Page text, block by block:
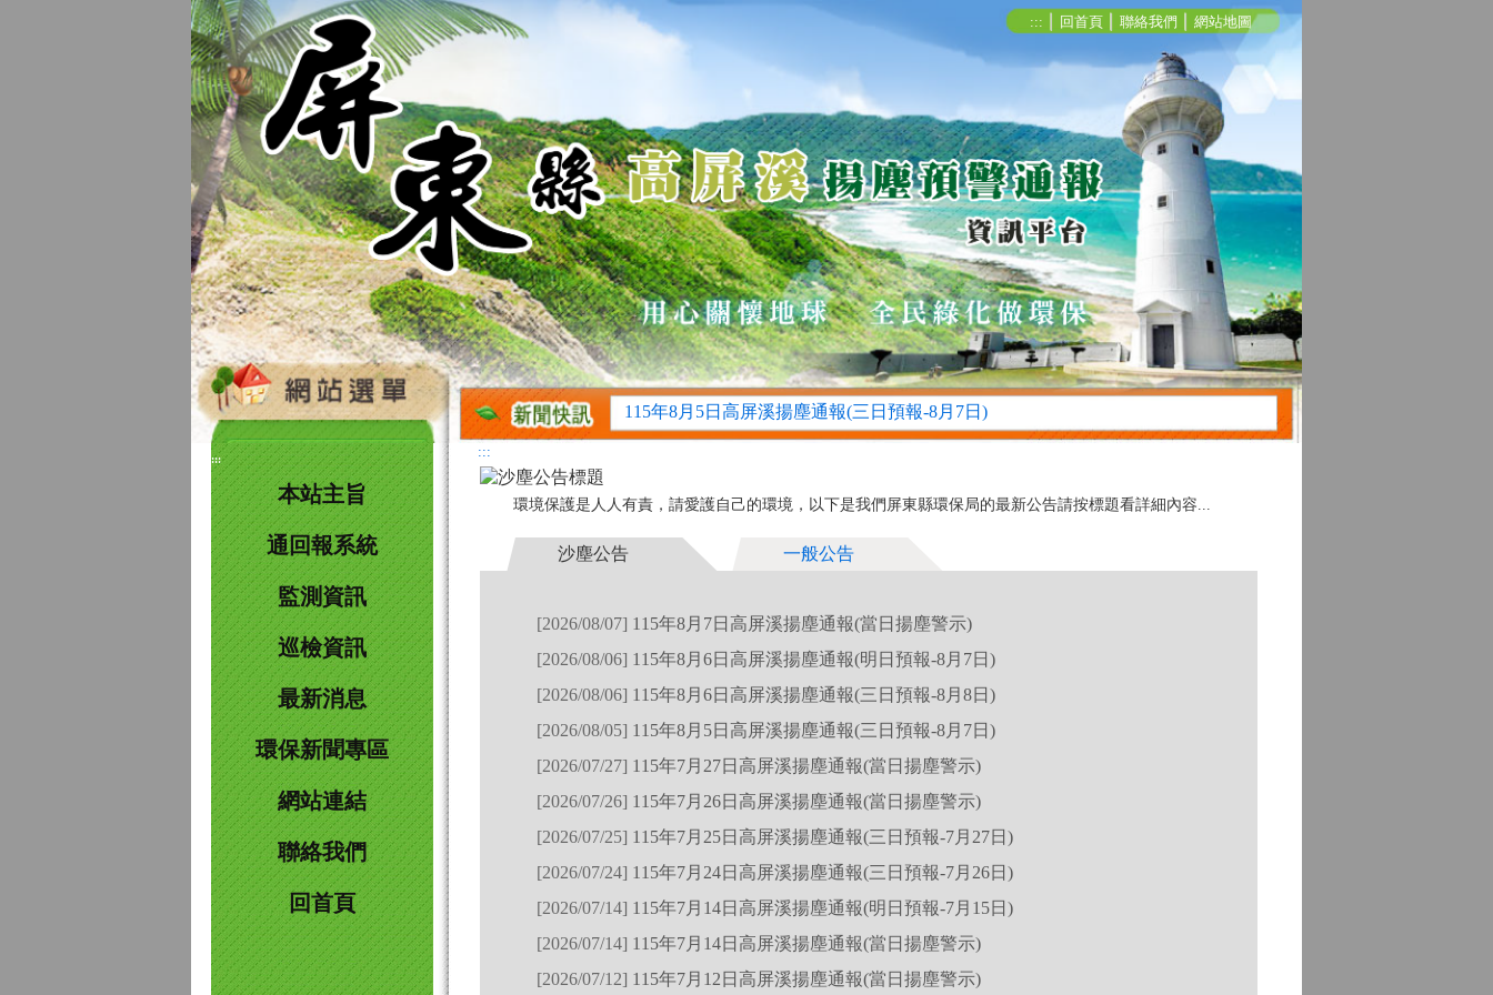
::: 回首頁 聯絡我們 網站地圖
115年8月7日高屏溪揚塵通報(當日揚塵警示)
115年8月6日高屏溪揚塵通報(三日預報-8月8日)
115年8月6日高屏溪揚塵通報(明日預報-8月7日)
115年8月5日高屏溪揚塵通報(三日預報-8月7日)
115年8月7日高屏溪揚塵通報(當日揚塵警示)
115年8月6日高屏溪揚塵通報(明日預報-8月7日)
:::
本站主旨
通回報系統
監測資訊
巡檢資訊
最新消息
環保新聞專區
網站連結
聯絡我們
回首頁
:::
環境保護是人人有責，請愛護自己的環境，以下是我們屏東縣環保局的最新公告請按標題看詳細內容...
沙塵公告 一般公告
[2026/08/07] 115年8月7日高屏溪揚塵通報(當日揚塵警示)
[2026/08/06] 115年8月6日高屏溪揚塵通報(明日預報-8月7日)
[2026/08/06] 115年8月6日高屏溪揚塵通報(三日預報-8月8日)
[2026/08/05] 115年8月5日高屏溪揚塵通報(三日預報-8月7日)
[2026/07/27] 115年7月27日高屏溪揚塵通報(當日揚塵警示)
[2026/07/26] 115年7月26日高屏溪揚塵通報(當日揚塵警示)
[2026/07/25] 115年7月25日高屏溪揚塵通報(三日預報-7月27日)
[2026/07/24] 115年7月24日高屏溪揚塵通報(三日預報-7月26日)
[2026/07/14] 115年7月14日高屏溪揚塵通報(明日預報-7月15日)
[2026/07/14] 115年7月14日高屏溪揚塵通報(當日揚塵警示)
[2026/07/12] 115年7月12日高屏溪揚塵通報(當日揚塵警示)